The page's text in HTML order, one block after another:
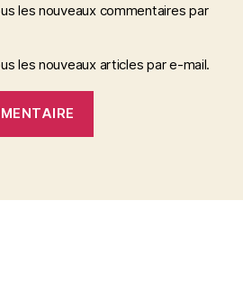
les nouveaux commentaires par
les nouveaux articles par e-mail.